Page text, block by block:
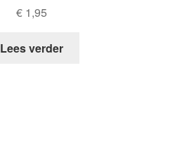
€ 1,95
Lees verder